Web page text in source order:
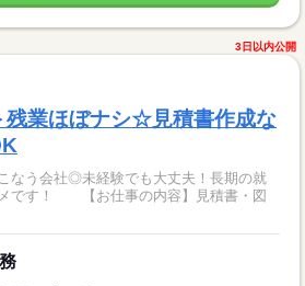
3日以内公開
残業ほぼナシ☆見積書作成な
なう会社◎未経験でも大丈夫！長期の就
です！ 【お仕事の内容】見積書・図